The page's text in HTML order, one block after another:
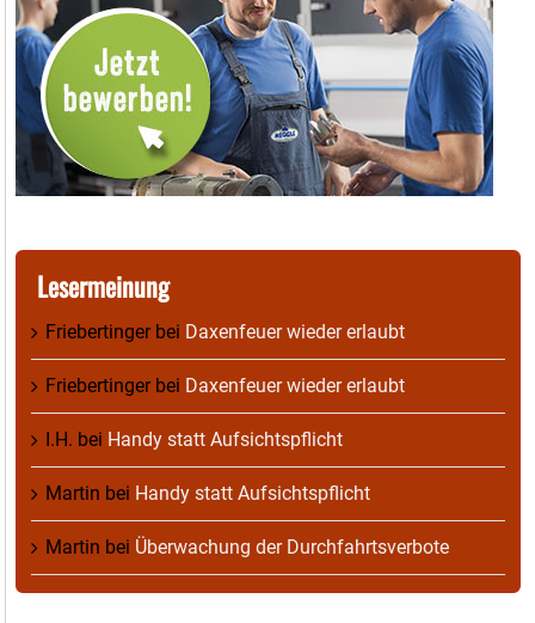
Lesermeinung
Friebertingerbei Daxenfeuer wieder erlaubt
Friebertingerbei Daxenfeuer wieder erlaubt
I.H. bei Handy statt Aufsichtspflicht
Martin bei Handy statt Aufsichtspflicht
Martin bei Überwachung der Durchfahrtsverbote